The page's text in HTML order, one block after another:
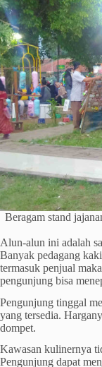
Beragam stand
Alun-alun ini adalah
Banyak pedagang
termasuk penjual
pengunjung bisa
Pengunjung tinggal
yang tersedia.
dompet.
Kawasan kulinernya
Pengunjung dapat